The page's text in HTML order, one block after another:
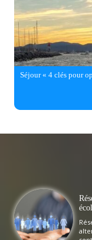
Séjour « 4 clés pour